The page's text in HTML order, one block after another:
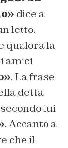
dice a
letto.
qualora la
amici
. La frase
detta
lui
. Accanto a
che il